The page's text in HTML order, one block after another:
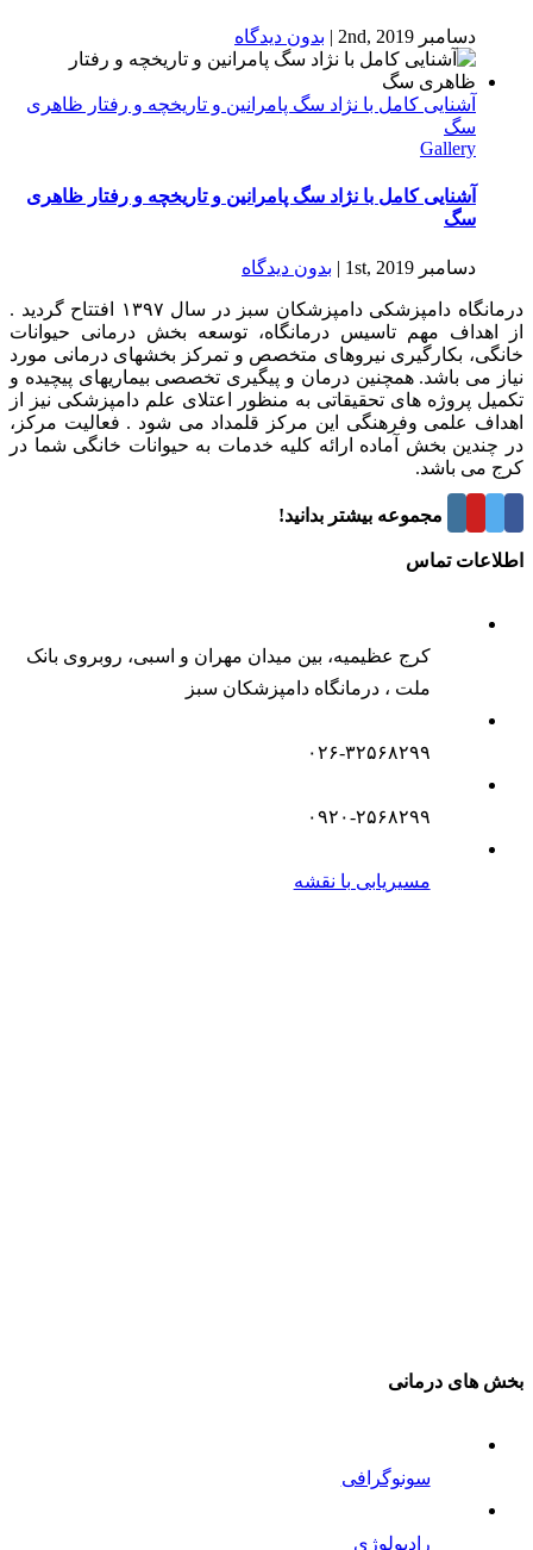
دسامبر 2nd, 2019 | بدون ديدگاه
آشنایی کامل با نژاد سگ پامرانین و تاریخچه و رفتار ظاهری
سگ
Gallery
آشنایی کامل با نژاد سگ پامرانین و تاریخچه و رفتار ظاهری
سگ
دسامبر 1st, 2019 | بدون ديدگاه
درمانگاه دامپزشکی دامپزشکان سبز در سال ۱۳۹۷ افتتاح گردید .
از اهداف مهم تاسیس درمانگاه، توسعه بخش درمانی حیوانات
خانگی، بکارگیری نیروهای متخصص و تمرکز بخشهای درمانی مورد
نیاز می باشد. همچنین درمان و پیگیری تخصصی بیماریهای پیچیده و
تکمیل پروژه های تحقیقاتی به منظور اعتلای علم دامپزشکی نیز از
اهداف علمی وفرهنگی این مرکز قلمداد می شود . فعالیت مرکز،
در چندین بخش آماده ارائه کلیه خدمات به حیوانات خانگی شما در
کرج می باشد.
درباره این مجموعه بیشتر بدانید!
اطلاعات تماس
کرج عظیمیه، بین میدان مهران و اسبی، روبروی بانک
ملت ، درمانگاه دامپزشکان سبز
۰۲۶-۳۲۵۶۸۲۹۹
۰۹۲۰-۲۵۶۸۲۹۹
مسیریابی با نقشه
بخش های درمانی
سونوگرافی
رادیولوژی